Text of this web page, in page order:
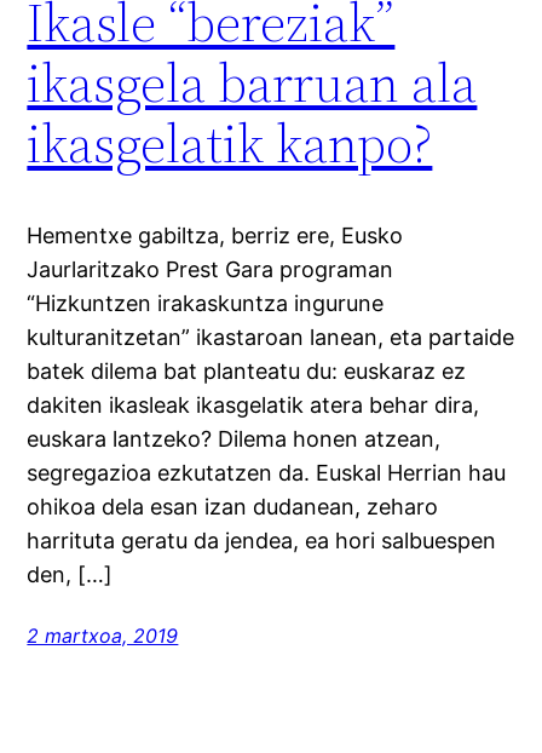
Ikasle “bereziak”
ikasgela barruan ala
ikasgelatik kanpo?
Hementxe gabiltza, berriz ere, Eusko
Jaurlaritzako Prest Gara programan
“Hizkuntzen irakaskuntza ingurune
kulturanitzetan” ikastaroan lanean, eta partaide
batek dilema bat planteatu du: euskaraz ez
dakiten ikasleak ikasgelatik atera behar dira,
euskara lantzeko? Dilema honen atzean,
segregazioa ezkutatzen da. Euskal Herrian hau
ohikoa dela esan izan dudanean, zeharo
harrituta geratu da jendea, ea hori salbuespen
den, […]
2 martxoa, 2019